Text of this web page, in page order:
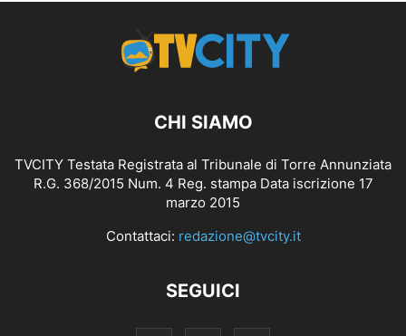
CHI SIAMO
TVCITY Testata Registrata al Tribunale di Torre Annunziata
R.G. 368/2015 Num. 4 Reg. stampa Data iscrizione 17
marzo 2015
Contattaci: redazione@tvcity.it
SEGUICI